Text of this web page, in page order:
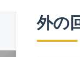
外の